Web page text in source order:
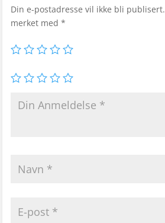
Din e-postadresse vil ikke bli publisert.
merket med *